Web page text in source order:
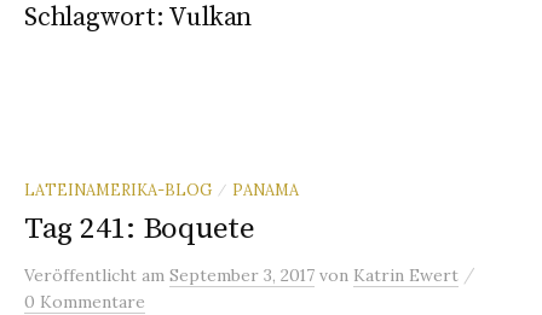
Schlagwort: Vulkan
LATEINAMERIKA-BLOG / PANAMA
Tag 241: Boquete
Veröffentlicht am September 3, 2017 von Katrin Ewert /
0 Kommentare